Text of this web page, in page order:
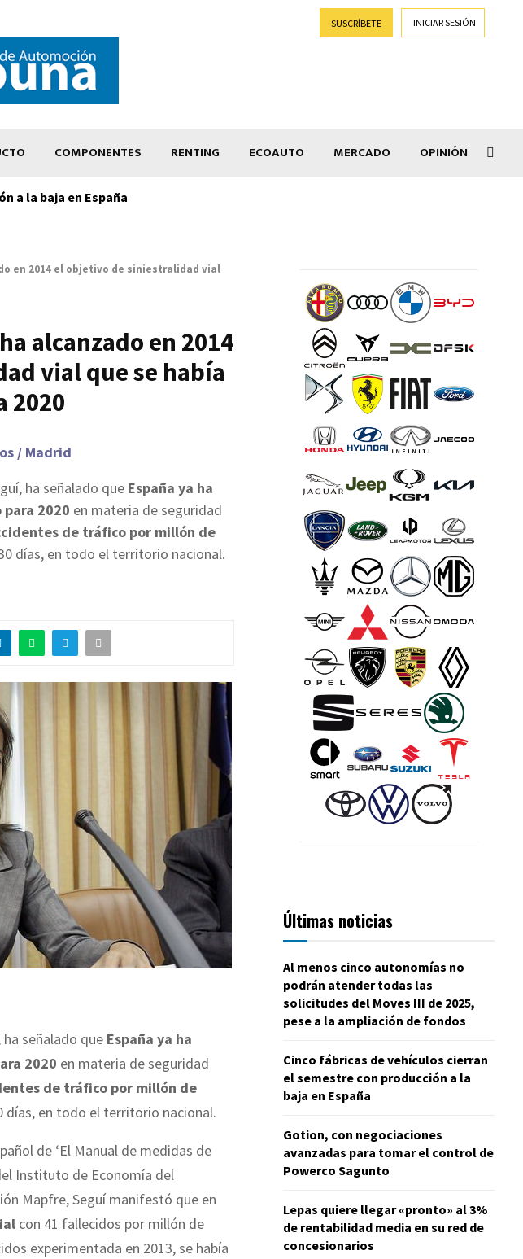
SUSCRÍBETE INICIAR SESIÓN
COMPONENTES RENTING ECOAUTO MERCADO OPINIÓN
a la baja en España
en 2014 el objetivo de siniestralidad vial
alcanzado en 2014
vial que se había
2020
/ Madrid
ha señalado que España ya ha
2020 en materia de seguridad
de tráfico por millón de
días, en todo el territorio nacional.
ha señalado que España ya ha
2020 en materia de seguridad
de tráfico por millón de
días, en todo el territorio nacional.
de ‘El Manual de medidas de
Instituto de Economía del
Mapfre, Seguí manifestó que en
con 41 fallecidos por millón de
experimentada en 2013, se había
Últimas noticias
Al menos cinco autonomías no
podrán atender todas las
solicitudes del Moves III de 2025,
pese a la ampliación de fondos
Cinco fábricas de vehículos cierran
el semestre con producción a la
baja en España
Gotion, con negociaciones
avanzadas para tomar el control de
Powerco Sagunto
Lepas quiere llegar «pronto» al 3%
de rentabilidad media en su red de
concesionarios